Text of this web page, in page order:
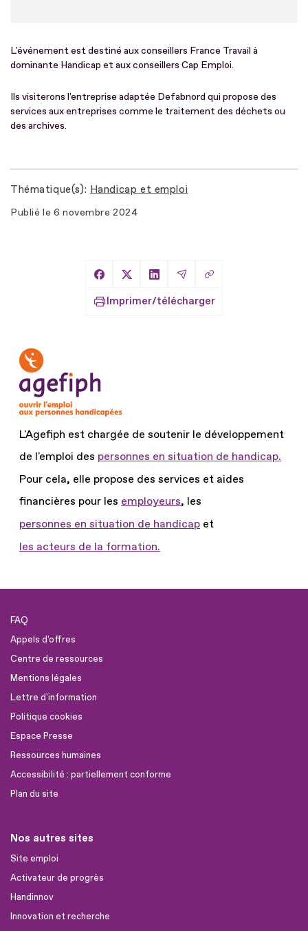
L'événement est destiné aux conseillers France Travail à
dominante Handicap et aux conseillers Cap Emploi.
Ils visiterons l'entreprise adaptée Defabnord qui propose des
services aux entreprises comme le traitement des déchets ou
des archives.
Thématique(s) Handicap et emploi
Publié le 6 novembre 2024
Partager sur Facebook
Partager sur X
Partager sur LinkedIn
Partager par Email
Copier le lien
Imprimer/télécharger
L'Agefiph est chargée de soutenir le développement
de l'emploi des personnes en situation de handicap.
Pour cela, elle propose des services et aides
financières pour les employeurs, les
personnes en situation de handicap et
les acteurs de la formation.
FAQ
Appels d'offres
Centre de ressources
Mentions légales
Lettre d'information
Politique cookies
Espace Presse
Ressources humaines
Accessibilité : partiellement conforme
Plan du site
Nos autres sites
Site emploi
Activateur de progrès
Handinnov
Innovation et recherche